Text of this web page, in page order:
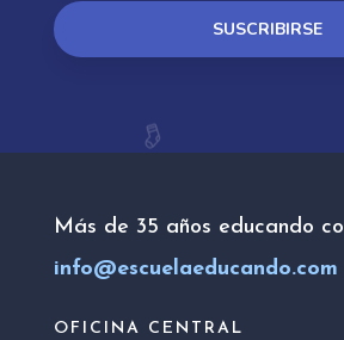
SUSCRIBIRSE
Más de 35 años educando
info@escuelaeducando.com
OFICINA CENTRAL